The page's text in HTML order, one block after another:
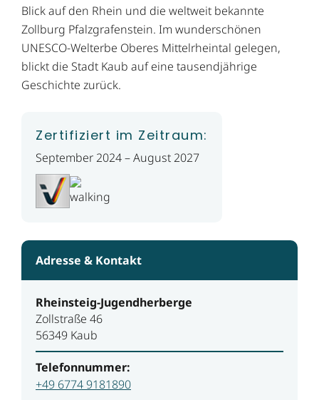
Blick auf den Rhein und die weltweit bekannte
Zollburg Pfalzgrafenstein. Im wunderschönen
UNESCO-Welterbe Oberes Mittelrheintal gelegen,
blickt die Stadt Kaub auf eine tausendjährige
Geschichte zurück.
Zertifiziert im Zeitraum:
September 2024 – August 2027
Adresse & Kontakt
Rheinsteig-Jugendherberge
Zollstraße 46
56349 Kaub
Telefonnummer:
+49 6774 9181890